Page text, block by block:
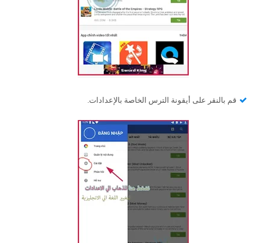
قم بالنقر على أيقونة الترس الخاصة بالإعدادات.